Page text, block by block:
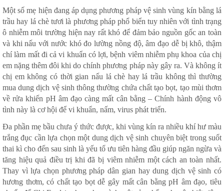
Một số mẹ hiện đang áp dụng phương pháp vệ sinh vùng kín bằng lá
trầu hay lá chè tươi là phương pháp phổ biển tuy nhiên với tình trạng
ô nhiễm môi trường hiện nay rất khó để đảm bảo nguồn gốc an toàn
và khi nấu với nước khó đo lường nồng độ, âm đạo dễ bị khô, thậm
chí làm mất đi cả vi khuẩn có lợi, bệnh viêm nhiễm phụ khoa của chị
em nặng thêm đôi khi do chính phương pháp này gây ra. Và không ít
chị em không có thời gian nấu lá chè hay lá trầu không thì thường
mua dung dịch vệ sinh thông thường chứa chất tạo bọt, tạo mùi thơm
về rửa khiến pH âm đạo càng mất cân bằng – Chính hành động vô
tình này là cơ hội để vi khuẩn, nấm, virus phát triển.
Đa phần mẹ bầu chưa ý thức được, khi vùng kín ra nhiều khí hư màu
trắng đục cần lựa chọn một dung dịch vệ sinh chuyên biệt trong suốt
thai kì cho đến sau sinh là yếu tố ưu tiên hàng đầu giúp ngăn ngừa và
tăng hiệu quả điều trị khi đã bị viêm nhiễm một cách an toàn nhất.
Thay vì lựa chọn phương pháp dân gian hay dung dịch vệ sinh có
hương thơm, có chất tạo bọt dễ gây mất cân bằng pH âm đạo, tiêu